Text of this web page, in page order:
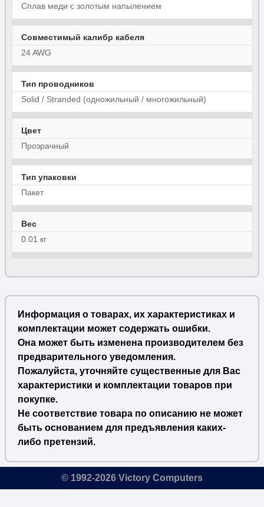
Сплав меди с золотым напылением
Совместимый калибр кабеля
24 AWG
Тип проводников
Solid / Stranded (одножильный / многожильный)
Цвет
Прозрачный
Тип упаковки
Пакет
Вес
0.01 кг
Информация о товарах, их характеристиках и
комплектации может содержать ошибки.
Она может быть изменена производителем без
предварительного уведомления.
Пожалуйста, уточняйте существенные для Вас
характеристики и комплектации товаров при
покупке.
Не соответствие товара по описанию не может
быть основанием для предъявления каких-
либо претензий.
© 1992-2026 Victory Computers